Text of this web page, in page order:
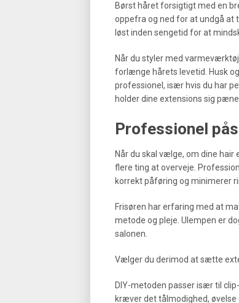
Børst håret forsigtigt med en
oppefra og ned for at undgå at
løst inden sengetid for at
Når du styler med
forlænge hårets levetid. Husk
professionel, især hvis du har
holder dine extensions sig
Professionel
Når du skal vælge, om dine
flere ting at overveje.
korrekt påføring og minimerer
Frisøren har erfaring med at
metode og pleje. Ulempen er
salonen.
Vælger du derimod at sætte
DIY-metoden passer især til
kræver det tålmodighed,